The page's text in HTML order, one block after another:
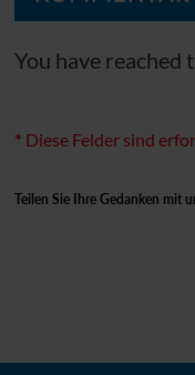
You have reached
* Diese Felder sind
Teilen Sie Ihre Gedanken mit